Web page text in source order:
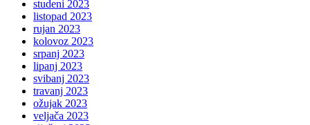
studeni 2023
listopad 2023
rujan 2023
kolovoz 2023
srpanj 2023
lipanj 2023
svibanj 2023
travanj 2023
ožujak 2023
veljača 2023